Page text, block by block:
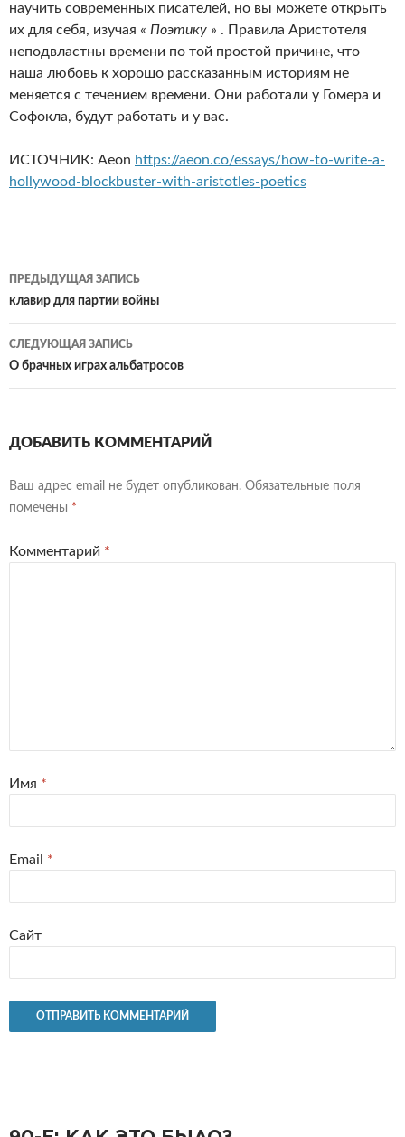
научить современных писателей, но вы можете открыть
их для себя, изучая « Поэтику » . Правила Аристотеля
неподвластны времени по той простой причине, что
наша любовь к хорошо рассказанным историям не
меняется с течением времени. Они работали у Гомера и
Софокла, будут работать и у вас.
ИСТОЧНИК: Aeon https://aeon.co/essays/how-to-write-a-
hollywood-blockbuster-with-aristotles-poetics
Навигация
по
записям
ПРЕДЫДУЩАЯ ЗАПИСЬ
клавир для партии войны
СЛЕДУЮЩАЯ ЗАПИСЬ
О брачных играх альбатросов
ДОБАВИТЬ КОММЕНТАРИЙ
Ваш адрес email не будет опубликован. Обязательные поля
помечены *
Комментарий *
Имя *
Email *
Сайт